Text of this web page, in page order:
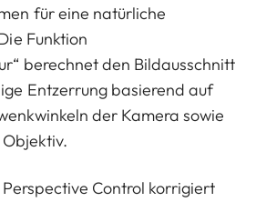
für eine natürliche
Funktion
berechnet den Bildausschnitt
Entzerrung basierend auf
der Kamera sowie
Control korrigiert